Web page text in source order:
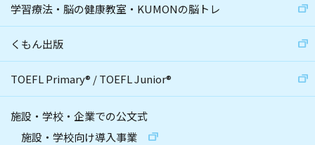
学習療法・脳の健康教室・KUMONの脳トレ
くもん出版
TOEFL Primary® /TOEFL Junior®
施設・学校・企業での公文式
施設・学校向け導入事業